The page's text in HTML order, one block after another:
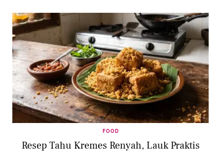
FOOD
Resep Tahu Kremes Renyah, Lauk Praktis